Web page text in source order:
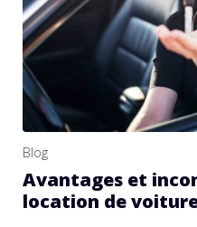
Blog
Avantages et
location de